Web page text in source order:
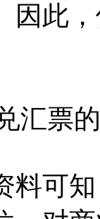
因此
票的
可知